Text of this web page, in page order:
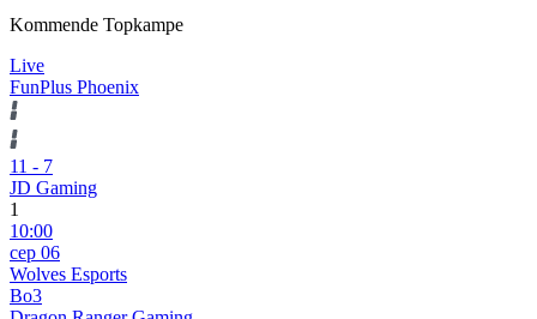
Kommende Topkampe
Live
FunPlus Phoenix
11 - 7
JD Gaming
1
10:00
сер 06
Wolves Esports
Bo3